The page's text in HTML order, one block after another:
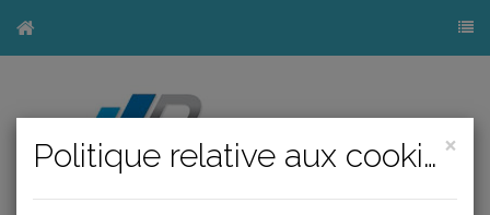
×
Politique relative aux cookies